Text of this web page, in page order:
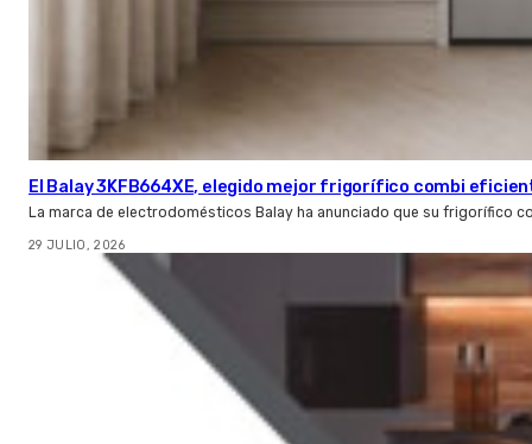
El Balay 3KFB664XE, elegido mejor frigorífico combi
La marca de electrodomésticos Balay ha anunciado que su frigorífico
29 JULIO, 2026